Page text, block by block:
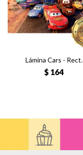
Lámina Cars - Rect.
$ 164